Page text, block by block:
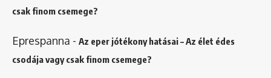
csak finom csemege?
Eprespanna - Az eper jótékony hatásai – Az élet édes
csodája vagy csak finom csemege?